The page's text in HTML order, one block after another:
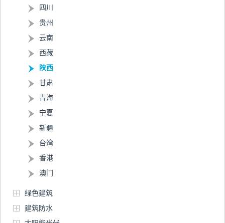
四川
贵州
云南
西藏
陕西
甘肃
青海
宁夏
新疆
台湾
香港
澳门
绿色建筑
建筑防水